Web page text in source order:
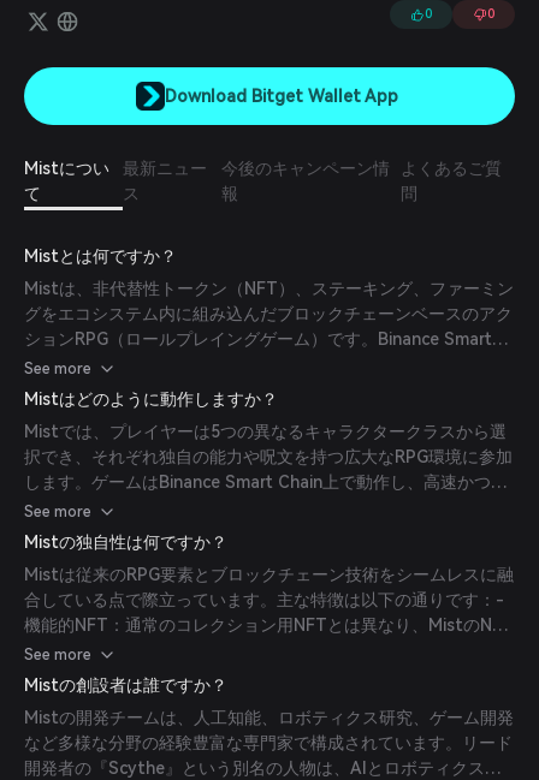
0 0
Download Bitget Wallet App
Mistについ
て
最新ニュー
ス
今後のキャンペーン情
報
よくあるご質
問
Mistとは何ですか？
Mistは、非代替性トークン（NFT）、ステーキング、ファーミン
グをエコシステム内に組み込んだブロックチェーンベースのアク
ションRPG（ロールプレイングゲーム）です。Binance Smart
Chain（BSC）上にMist NFTゲームフレームワーク（MNGF）を
使用して構築されており、5つのプレイ可能なキャラクタークラ
ス、多様な呪文や能力、さまざまな環境を通じて没入型の体験を
プレイヤーに提供します。ゲームは機能的NFTの獲得と活用に重
点を置いており、これらのNFTはレアモンスターのドロップやゲ
ーム内イベントで入手可能です。これらのNFTは単なるコレクシ
ョンではなく、ゲーム内で使用できるアイテムとして機能し、全
体的なゲーム体験を向上させます。
See more
Mistはどのように動作しますか？
Mistでは、プレイヤーは5つの異なるキャラクタークラスから選
択でき、それぞれ独自の能力や呪文を持つ広大なRPG環境に参加
します。ゲームはBinance Smart Chain上で動作し、高速かつ安
全なトランザクションを保証します。プレイヤーはゲームプレイ
を通じてNFTを取得でき、それらをキャラクター強化に使用した
り、ゲーム内交換所やサードパーティのNFTマーケットプレイス
で取引したりできます。さらに、ゲームにはステーキングやファ
ーミングの仕組みが組み込まれており、プレイヤーはゲーム内の
ビジネスや農場に投資して報酬を得ることができ、従来のゲーム
と分散型金融要素を巧みに融合させています。
See more
Mistの独自性は何ですか？
Mistは従来のRPG要素とブロックチェーン技術をシームレスに融
合している点で際立っています。主な特徴は以下の通りです：-
機能的NFT：通常のコレクション用NFTとは異なり、MistのNFT
はゲームプレイに不可欠で、キャラクターの強化や新たな能力を
提供します。- ステーキングとファーミング：プレイヤーはゲー
ム内のビジネスや農場に投資し、時間と共に報酬を得ることがで
き、プレイ・トゥ・アーンモデルを導入しています。- マルチチ
ェーン接続性：開発チームはゲーム内でのマルチチェーン接続性
See more
Mistの創設者は誰ですか？
Mistの開発チームは、人工知能、ロボティクス研究、ゲーム開発
など多様な分野の経験豊富な専門家で構成されています。リード
開発者の『Scythe』という別名の人物は、AIとロボティクスを